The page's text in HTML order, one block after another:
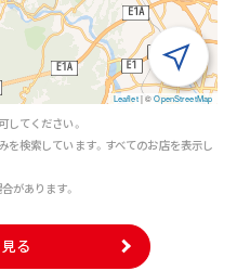
Leaflet |©OpenStreetMap
してください。
を検索しています。すべてのお店を表示し
があります。
る